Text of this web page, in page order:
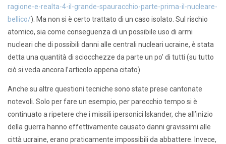
ragione-e-realta-4-il-grande-spauracchio-parte-prima-il-nucleare-
bellico/). Ma non si è certo trattato di un caso isolato. Sul rischio
atomico, sia come conseguenza di un possibile uso di armi
nucleari che di possibili danni alle centrali nucleari ucraine, è stata
detta una quantità di sciocchezze da parte un po’ di tutti (su tutto
ciò si veda ancora l’articolo appena citato).
Anche su altre questioni tecniche sono state prese cantonate
notevoli. Solo per fare un esempio, per parecchio tempo si è
continuato a ripetere che i missili ipersonici Iskander, che all’inizio
della guerra hanno effettivamente causato danni gravissimi alle
città ucraine, erano praticamente impossibili da abbattere. Invece,